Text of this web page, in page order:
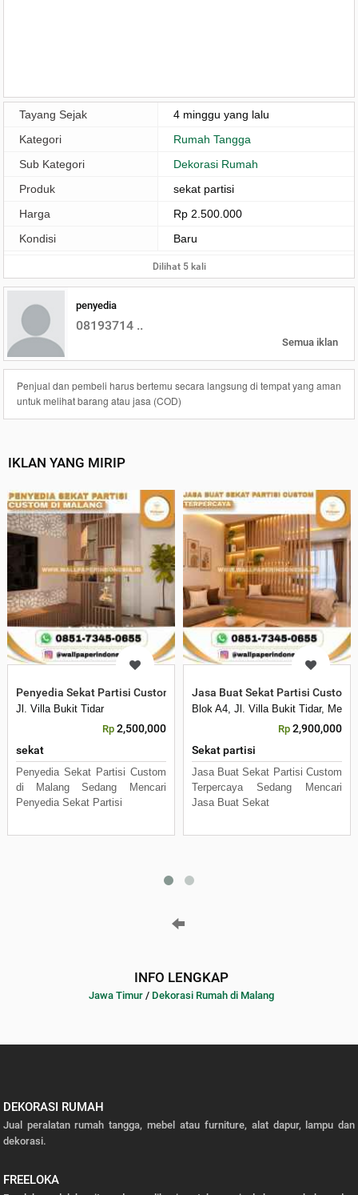
Tayang Sejak
4 minggu yang lalu
Kategori
Rumah Tangga
Sub Kategori
Dekorasi Rumah
Produk
sekat partisi
Harga
Rp 2.500.000
Kondisi
Baru
Dilihat 5 kali
penyedia
08193714 ..
Semua iklan
Penjual dan pembeli harus bertemu secara langsung di tempat yang aman
untuk melihat barang atau jasa (COD)
IKLAN YANG MIRIP
Penyedia Sekat Partisi Custom di Malang
Jl. Villa Bukit Tidar
Rp 2,500,000
sekat
Penyedia Sekat Partisi Custom
di Malang Sedang Mencari
Penyedia Sekat Partisi
Jasa Buat Sekat Partisi Custom
Blok A4, Jl. Villa Bukit Tidar,
Rp 2,900,000
Sekat partisi
Jasa Buat Sekat Partisi Custom
Terpercaya Sedang Mencari
Jasa Buat Sekat
INFO LENGKAP
Jawa Timur / Dekorasi Rumah di Malang
DEKORASI RUMAH
Jual peralatan rumah tangga, mebel atau furniture, alat dapur, lampu dan
dekorasi.
FREELOKA